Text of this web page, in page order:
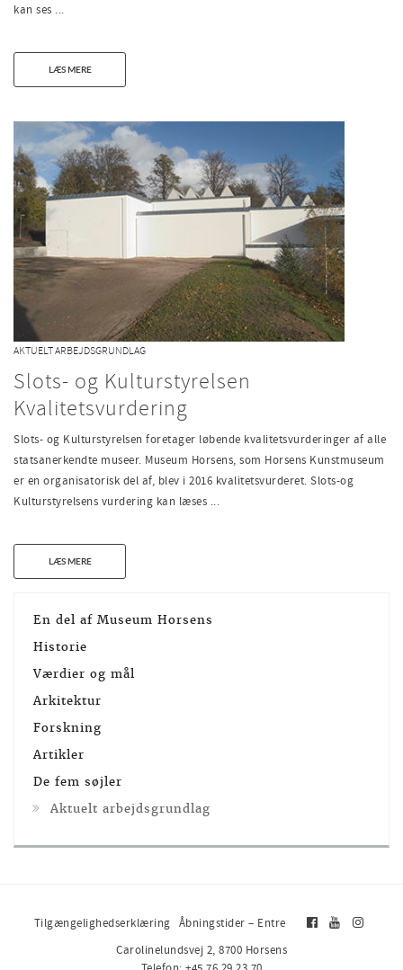
kan ses ...
LÆS MERE
AKTUELT ARBEJDSGRUNDLAG
Slots- og Kulturstyrelsen
Kvalitetsvurdering
Slots- og Kulturstyrelsen foretager løbende kvalitetsvurderinger af alle
statsanerkendte museer. Museum Horsens, som Horsens Kunstmuseum
er en organisatorisk del af, blev i 2016 kvalitetsvurderet. Slots-og
Kulturstyrelsens vurdering kan læses ...
LÆS MERE
En del af Museum Horsens
Historie
Værdier og mål
Arkitektur
Forskning
Artikler
De fem søjler
Aktuelt arbejdsgrundlag
Tilgængelighedserklæring Åbningstider – Entre
Carolinelundsvej 2, 8700 Horsens